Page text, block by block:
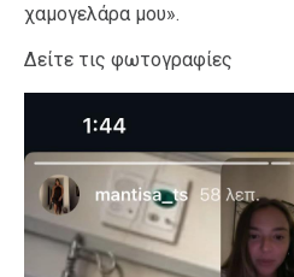
χαμογελάρα μου».
Δείτε τις φωτογραφίες